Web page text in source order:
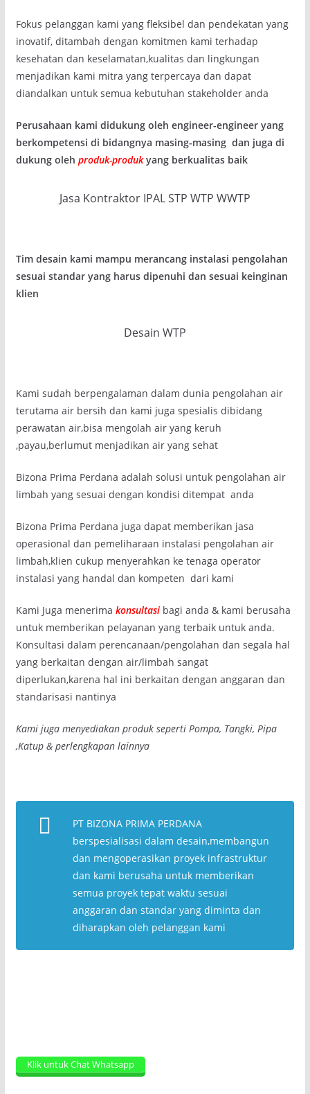
Fokus pelanggan kami yang fleksibel dan pendekatan yang
inovatif, ditambah dengan komitmen kami terhadap
kesehatan dan keselamatan,kualitas dan lingkungan
menjadikan kami mitra yang terpercaya dan dapat
diandalkan untuk semua kebutuhan stakeholder anda
Perusahaan kami didukung oleh engineer-engineer yang
berkompetensi di bidangnya masing-masing dan juga di
dukung oleh produk-produkyang berkualitas baik
Jasa Kontraktor IPAL STP WTP WWTP
Tim desain kami mampu merancang instalasi pengolahan
sesuai standar yang harus dipenuhi dan sesuai keinginan
klien
Desain WTP
Kami sudah berpengalaman dalam dunia pengolahan air
terutama air bersih dan kami juga spesialis dibidang
perawatan air,bisa mengolah air yang keruh
,payau,berlumut menjadikan air yang sehat
Bizona Prima Perdana adalah solusi untuk pengolahan air
limbah yang sesuai dengan kondisi ditempat anda
Bizona Prima Perdana juga dapat memberikan jasa
operasional dan pemeliharaan instalasi pengolahan air
limbah,klien cukup menyerahkan ke tenaga operator
instalasi yang handal dan kompeten dari kami
Kami Juga menerima konsultasibagi anda & kami berusaha
untuk memberikan pelayanan yang terbaik untuk anda.
Konsultasi dalam perencanaan/pengolahan dan segala hal
yang berkaitan dengan air/limbah sangat
diperlukan,karena hal ini berkaitan dengan anggaran dan
standarisasi nantinya
Kami juga menyediakan produk seperti Pompa, Tangki, Pipa
,Katup & perlengkapan lainnya
PT BIZONA PRIMA PERDANA
berspesialisasi dalam desain,membangun
dan mengoperasikan proyek infrastruktur
dan kami berusaha untuk memberikan
semua proyek tepat waktu sesuai
anggaran dan standar yang diminta dan
diharapkan oleh pelanggan kami
Klik untuk Chat Whatsapp